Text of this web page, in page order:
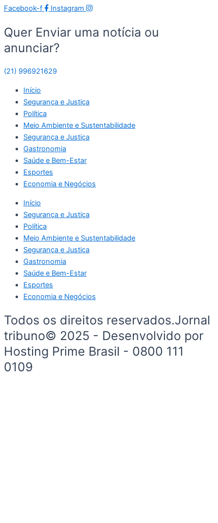
Facebook-f Instagram
Quer Enviar uma notícia ou
anunciar?
(21) 996921629
Início
Segurança e Justiça
Política
Meio Ambiente e Sustentabilidade
Segurança e Justiça
Gastronomia
Saúde e Bem-Estar
Esportes
Economia e Negócios
Início
Segurança e Justiça
Política
Meio Ambiente e Sustentabilidade
Segurança e Justiça
Gastronomia
Saúde e Bem-Estar
Esportes
Economia e Negócios
Todos os direitos reservados.Jornal
tribuno© 2025 - Desenvolvido por
Hosting Prime Brasil - 0800 111
0109